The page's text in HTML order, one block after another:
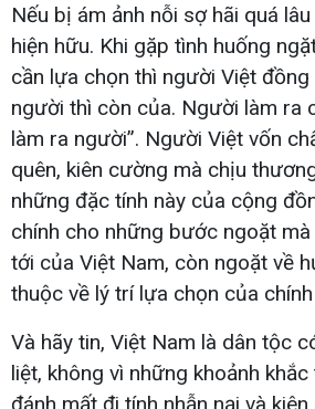
Nếu bị ám ảnh nỗi sợ hãi quá lâu
hiện hữu. Khi gặp tình huống
cần lựa chọn thì người Việt đồng
người thì còn của. Người làm ra
làm ra người”. Người Việt vốn
quên, kiên cường mà chịu
những đặc tính này của cộng
chính cho những bước ngoặt
tới của Việt Nam, còn ngoặt về
thuộc về lý trí lựa chọn của
Và hãy tin, Việt Nam là dân tộc
liệt, không vì những khoảnh
đánh mất đi tính nhẫn nại và